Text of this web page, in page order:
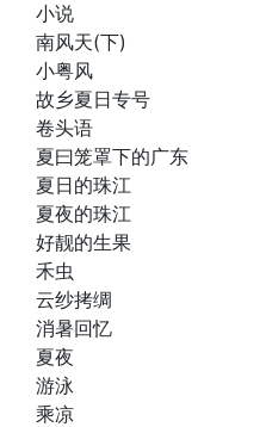
小说
南风天(下)
小粤风
故乡夏日专号
卷头语
夏曰笼罩下的广东
夏日的珠江
夏夜的珠江
好靓的生果
禾虫
云纱拷绸
消暑回忆
夏夜
游泳
乘凉